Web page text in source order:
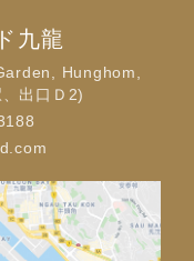
1 1 0
九龍
Hunghom,
出口Ｄ2)